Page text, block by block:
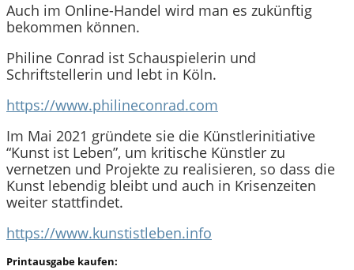
Auch im Online-Handel wird man es zukünftig
bekommen können.
Philine Conrad ist Schauspielerin und
Schriftstellerin und lebt in Köln.
https://www.philineconrad.com
Im Mai 2021 gründete sie die Künstlerinitiative
“Kunst ist Leben”, um kritische Künstler zu
vernetzen und Projekte zu realisieren, so dass die
Kunst lebendig bleibt und auch in Krisenzeiten
weiter stattfindet.
https://www.kunstistleben.info
Printausgabe kaufen: